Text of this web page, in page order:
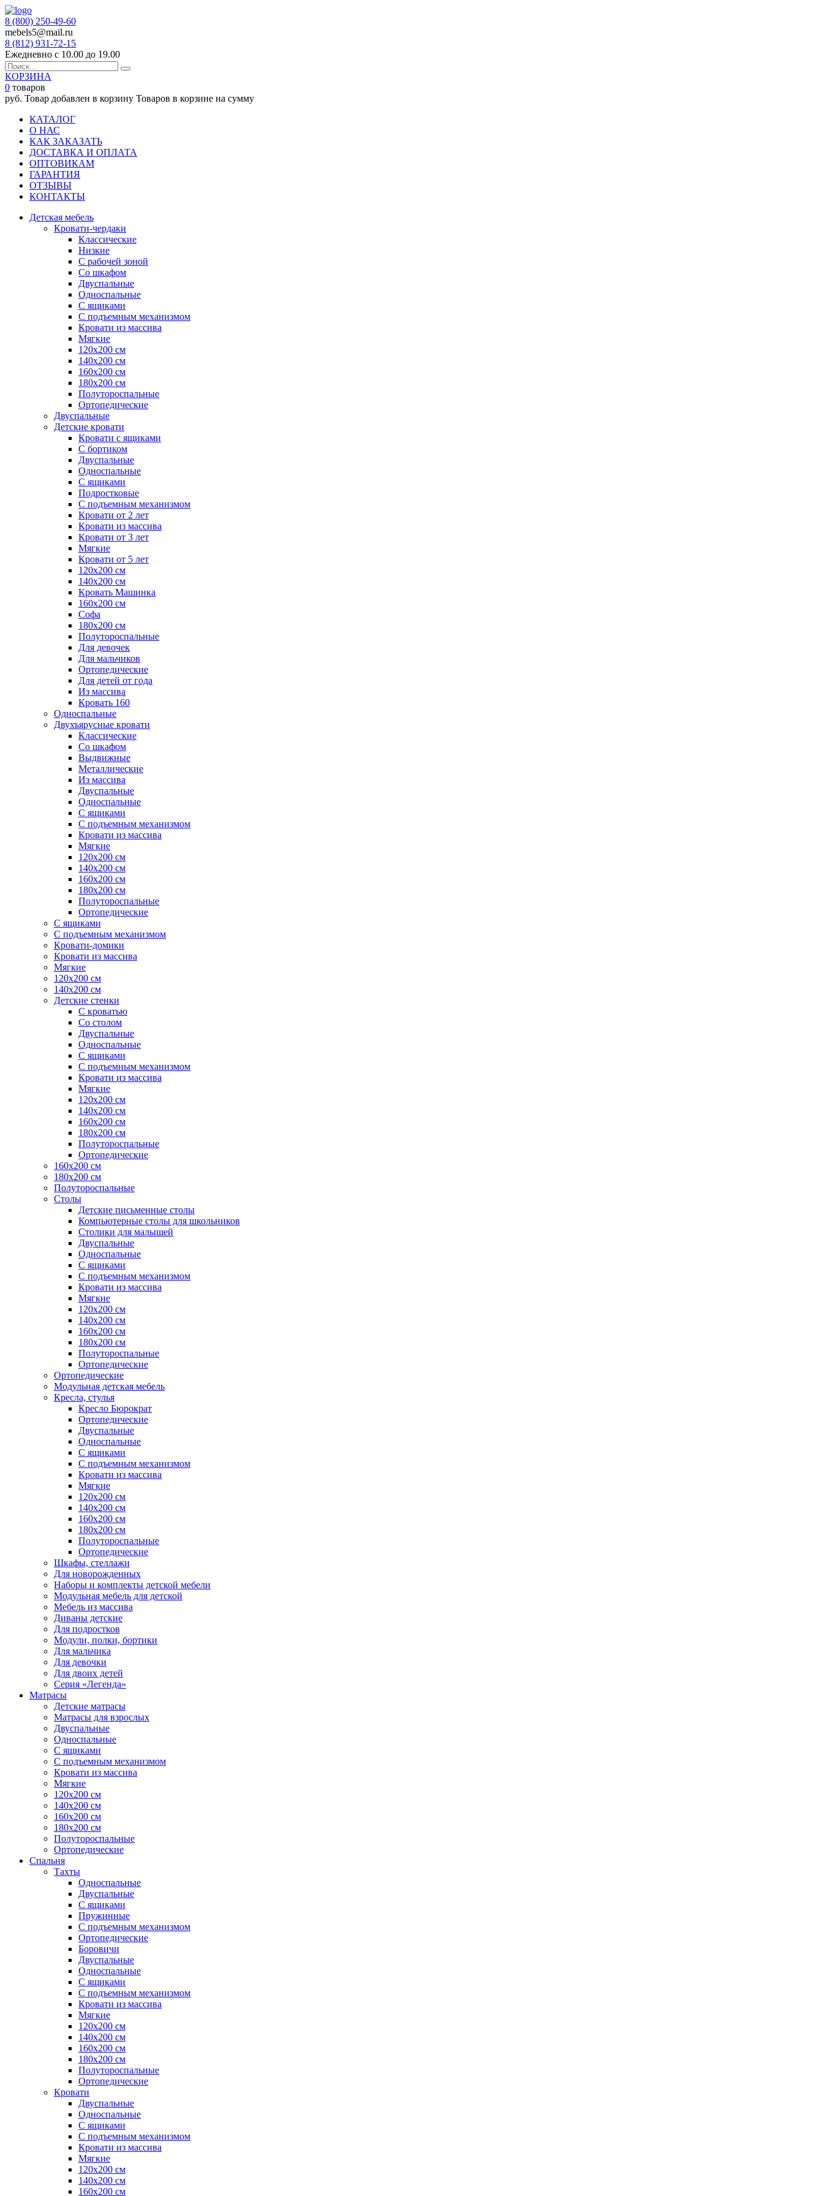
8 (800) 250-49-60
mebels5@mail.ru
8 (812) 931-72-15
Ежедневно с 10.00 до 19.00
КОРЗИНА
0 товаров
руб. Товар добавлен в корзину Товаров в корзине на сумму
КАТАЛОГ
О НАС
КАК ЗАКАЗАТЬ
ДОСТАВКА И ОПЛАТА
ОПТОВИКАМ
ГАРАНТИЯ
ОТЗЫВЫ
КОНТАКТЫ
Детская мебель
Кровати-чердаки
Классические
Низкие
С рабочей зоной
Со шкафом
Двуспальные
Односпальные
С ящиками
С подъемным механизмом
Кровати из массива
Мягкие
120х200 см
140х200 см
160х200 см
180х200 см
Полутороспальные
Ортопедические
Двуспальные
Детские кровати
Кровати с ящиками
С бортиком
Двуспальные
Односпальные
С ящиками
Подростковые
С подъемным механизмом
Кровати от 2 лет
Кровати из массива
Кровати от 3 лет
Мягкие
Кровати от 5 лет
120х200 см
140х200 см
Кровать Машинка
160х200 см
Софа
180х200 см
Полутороспальные
Для девочек
Для мальчиков
Ортопедические
Для детей от года
Из массива
Кровать 160
Односпальные
Двухъярусные кровати
Классические
Со шкафом
Выдвижные
Металлические
Из массива
Двуспальные
Односпальные
С ящиками
С подъемным механизмом
Кровати из массива
Мягкие
120х200 см
140х200 см
160х200 см
180х200 см
Полутороспальные
Ортопедические
С ящиками
С подъемным механизмом
Кровати-домики
Кровати из массива
Мягкие
120х200 см
140х200 см
Детские стенки
С кроватью
Со столом
Двуспальные
Односпальные
С ящиками
С подъемным механизмом
Кровати из массива
Мягкие
120х200 см
140х200 см
160х200 см
180х200 см
Полутороспальные
Ортопедические
160х200 см
180х200 см
Полутороспальные
Столы
Детские письменные столы
Компьютерные столы для школьников
Столики для малышей
Двуспальные
Односпальные
С ящиками
С подъемным механизмом
Кровати из массива
Мягкие
120х200 см
140х200 см
160х200 см
180х200 см
Полутороспальные
Ортопедические
Ортопедические
Модульная детская мебель
Кресла, стулья
Кресло Бюрократ
Ортопедические
Двуспальные
Односпальные
С ящиками
С подъемным механизмом
Кровати из массива
Мягкие
120х200 см
140х200 см
160х200 см
180х200 см
Полутороспальные
Ортопедические
Шкафы, стеллажи
Для новорожденных
Наборы и комплекты детской мебели
Модульная мебель для детской
Мебель из массива
Диваны детские
Для подростков
Модули, полки, бортики
Для мальчика
Для девочки
Для двоих детей
Серия «Легенда»
Матрасы
Детские матрасы
Матрасы для взрослых
Двуспальные
Односпальные
С ящиками
С подъемным механизмом
Кровати из массива
Мягкие
120х200 см
140х200 см
160х200 см
180х200 см
Полутороспальные
Ортопедические
Спальня
Тахты
Односпальные
Двуспальные
С ящиками
Пружинные
С подъемным механизмом
Ортопедические
Боровичи
Двуспальные
Односпальные
С ящиками
С подъемным механизмом
Кровати из массива
Мягкие
120х200 см
140х200 см
160х200 см
180х200 см
Полутороспальные
Ортопедические
Кровати
Двуспальные
Односпальные
С ящиками
С подъемным механизмом
Кровати из массива
Мягкие
120х200 см
140х200 см
160х200 см